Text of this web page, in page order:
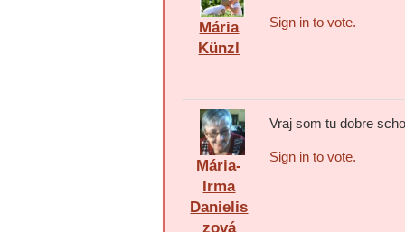
Mária
Künzl
Sign in to vote.
Mária-
Irma
Danielis
zová
Vraj som tu dobre
Sign in to vote.